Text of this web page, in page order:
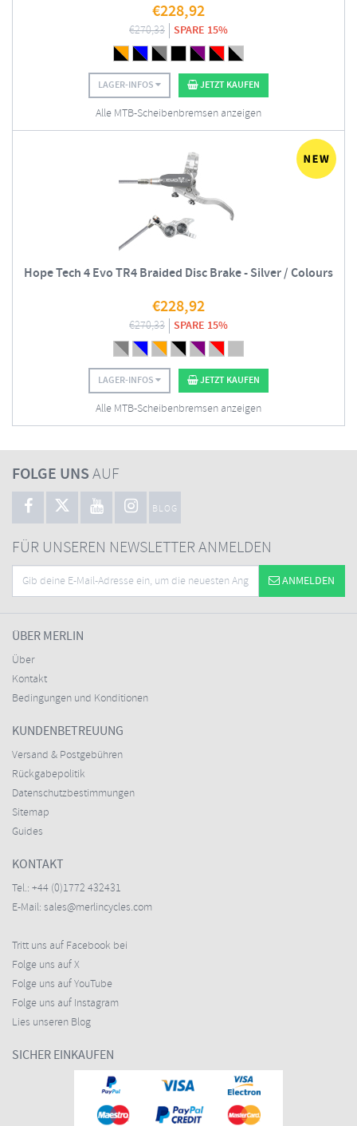
€228,92
€270,33 SPARE 15%
LAGER-INFOS JETZT KAUFEN
Alle MTB-Scheibenbremsen anzeigen
Hope Tech 4 Evo TR4 Braided Disc Brake - Silver / Colours
€228,92
€270,33 SPARE 15%
LAGER-INFOS JETZT KAUFEN
Alle MTB-Scheibenbremsen anzeigen
FOLGE UNSAUF
BLOG
FÜR UNSEREN NEWSLETTER ANMELDEN
ANMELDEN
ÜBER MERLIN
Über
Kontakt
Bedingungen und Konditionen
KUNDENBETREUUNG
Versand & Postgebühren
Rückgabepolitik
Datenschutzbestimmungen
Sitemap
Guides
KONTAKT
Tel.: +44 (0)1772 432431
E-Mail: sales@merlincycles.com
Tritt uns auf Facebook bei
Folge uns auf X
Folge uns auf YouTube
Folge uns auf Instagram
Lies unseren Blog
SICHER EINKAUFEN